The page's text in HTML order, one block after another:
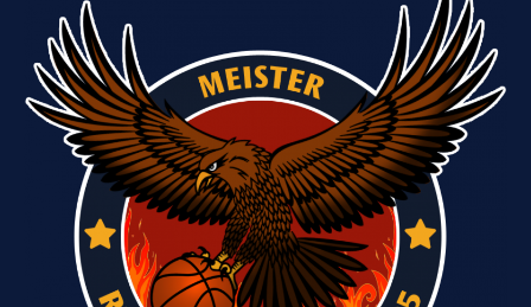
2.
Tabellenplatz
in
Regionsliga